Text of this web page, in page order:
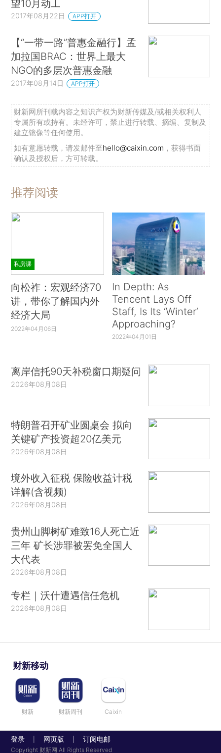
望10月动工
2017年08月22日 APP打开
【“一带一路”普惠金融行】孟
加拉国BRAC：世界上最大
NGO的多层次普惠金融
2017年08月14日 APP打开
财新网所刊载内容之知识产权为财新传媒及/或相关权利人
专属所有或持有。未经许可，禁止进行转载、摘编、复制及
建立镜像等任何使用。
如有意愿转载，请发邮件至hello@caixin.com ，获得书面
确认及授权后，方可转载。
推荐阅读
私房课
向松祚：宏观经济70
讲，带你了解国内外
经济大局
2022年04月06日
In Depth: As
Tencent Lays Off
Staff, Is Its ‘Winter’
Approaching?
2022年04月01日
离岸信托90天补税窗口期疑问
2026年08月08日
特朗普召开矿业圆桌会 拟向
关键矿产投资超20亿美元
2026年08月08日
境外收入征税 保险收益计税
详解(含视频)
2026年08月08日
贵州山脚树矿难致16人死亡近
三年 矿长涉罪被罢免全国人
大代表
2026年08月08日
专栏｜沃什遭遇信任危机
2026年08月08日
财新移动
财新 财新周刊 Caixin
登录 网页版 订阅电邮
Copyright 财新网 All Rights Reserved